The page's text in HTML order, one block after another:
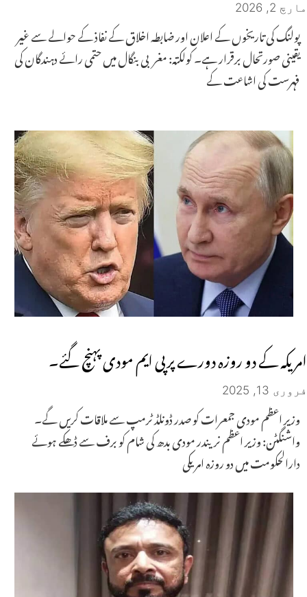
مارچ 2, 2026
پولنگ کی تاریخوں کے اعلان اور ضابطہ اخلاق کے نفاذ کے حوالے سے غیر
یقینی صورتحال برقرار ہے۔ کولکتہ: مغربی بنگال میں حتمی رائے دہندگان کی
فہرست کی اشاعت کے
امریکہ کے دو روزہ دورے پرپی ایم مودی پہنچ گئے۔
فروری 13, 2025
وزیر اعظم مودی جمعرات کو صدر ڈونلڈ ٹرمپ سے ملاقات کریں گے۔
واشنگٹن: وزیر اعظم نریندر مودی بدھ کی شام کو برف سے ڈھکے ہوئے
دارالحکومت میں دو روزہ امریکی